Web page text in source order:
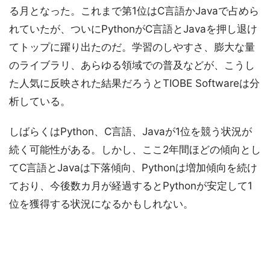
る月となった。これまで第1位はC言語かJavaで占めら
れていたが、ついにPythonがC言語とJavaを押し退け
てトップに躍り出たのだ。学習のしやすさ、膨大な量
のライブラリ、あらゆる領域での普及などが、こうし
た人気に反映された結果だろうとTIOBE Softwareは分
析している。
しばらくはPython、C言語、Javaが1位を競う状況が
続く可能性がある。しかし、ここ2年間ほどの傾向とし
てC言語とJavaは下落傾向、Pythonは増加傾向を続け
ており、今後数カ月が経過するとPythonが安定して1
位を獲得する状況になるかもしれない。